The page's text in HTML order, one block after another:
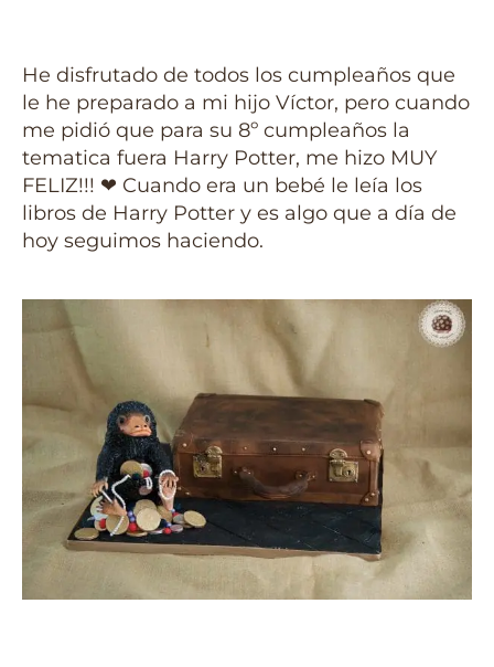
He disfrutado de todos los cumpleaños que
le he preparado a mi hijo Víctor, pero cuando
me pidió que para su 8º cumpleaños la
tematica fuera Harry Potter, me hizo MUY
FELIZ!!! ❤ Cuando era un bebé le leía los
libros de Harry Potter y es algo que a día de
hoy seguimos haciendo.